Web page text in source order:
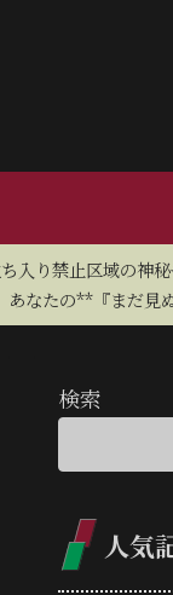
入り禁止区域の神
なたの**『まだ見
検索
人気